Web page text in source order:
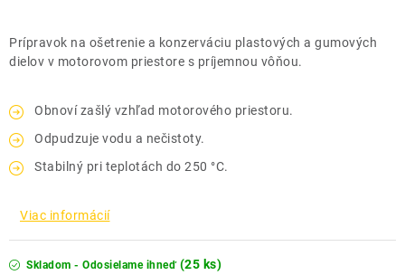
Prípravok na ošetrenie a konzerváciu plastových a gumových
dielov v motorovom priestore s príjemnou vôňou.
Obnoví zašlý vzhľad motorového priestoru.
Odpudzuje vodu a nečistoty.
Stabilný pri teplotách do 250 °C.
Viac informácií
Skladom - Odosielame ihneď (25 ks)